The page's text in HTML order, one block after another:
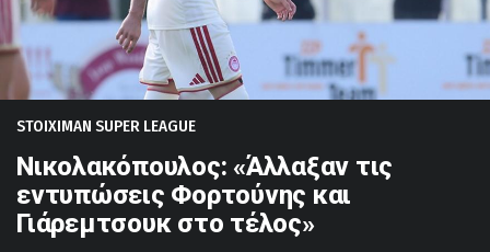
STOIXIMAN SUPER LEAGUE
Νικολακόπουλος: «Άλλαξαν τις
εντυπώσεις Φορτούνης και
Γιάρεμτσουκ στο τέλος»